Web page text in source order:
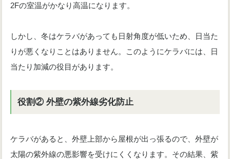
2Fの室温がかなり高温になります。
しかし、冬はケラバがあっても日射角度が低いため、日当た
りが悪くなりことはありません。このようにケラバには、日
当たり加減の役目があります。
役割② 外壁の紫外線劣化防止
ケラバがあると、外壁上部から屋根が出っ張るので、外壁が
太陽の紫外線の悪影響を受けにくくなります。その結果、紫